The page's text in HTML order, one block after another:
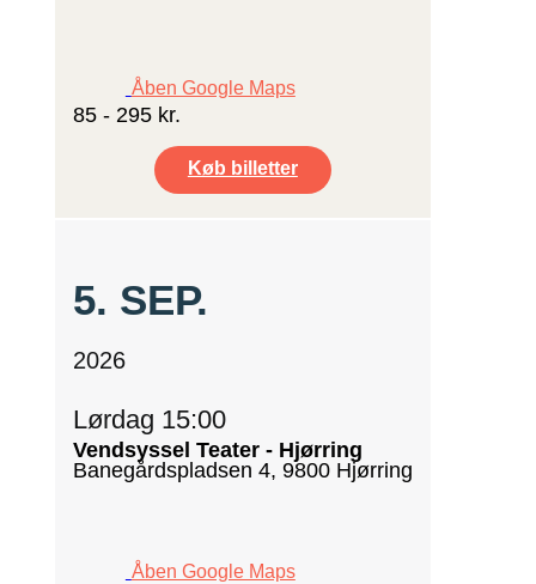
Åben Google Maps
85 - 295 kr.
Køb billetter
5. SEP.
2026
Lørdag 15:00
Vendsyssel Teater - Hjørring
Banegårdspladsen 4, 9800 Hjørring
Åben Google Maps